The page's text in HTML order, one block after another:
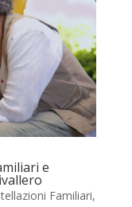
e
Familiari,